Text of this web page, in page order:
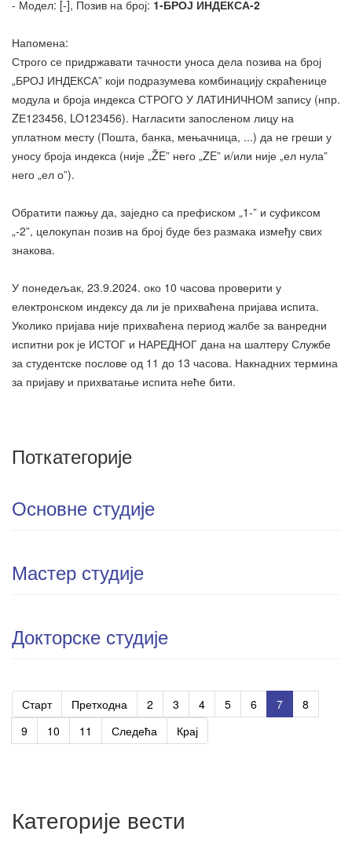
- Модел: [-], Позив на број: 1-БРОЈ ИНДЕКСА-2
Напомена:
Строго се придржавати тачности уноса дела позива на број
„БРОЈ ИНДЕКСА” који подразумева комбинацију скраћенице
модула и броја индекса СТРОГО У ЛАТИНИЧНОМ запису (нпр.
ZЕ123456, LO123456). Нагласити запосленом лицу на
уплатном месту (Пошта, банка, мењачница, ...) да не греши у
уносу броја индекса (није „ŽE” него „ZE” и/или није „ел нула”
него „ел о”).
Обратити пажњу да, заједно са префиском „1-” и суфиксом
„-2”, целокупан позив на број буде без размака између свих
знакова.
У понедељак, 23.9.2024. око 10 часова проверити у
електронском индексу да ли је прихваћена пријава испита.
Уколико пријава није прихваћена период жалбе за ванредни
испитни рок је ИСТОГ и НАРЕДНОГ дана на шалтеру Службе
за студентске послове од 11 до 13 часова. Накнадних термина
за пријаву и прихватање испита неће бити.
Поткатегорије
Основне студије
Мастер студије
Докторске студије
Старт Претходна 2 3 4 5 6 7
8
9
10 11 Следећа Крај
Категорије вести